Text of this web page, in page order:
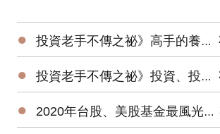
● 投資老手不傳之祕》高手的養成3階段：開放心胸 + 廣泛學習 + 大空頭洗禮
● 投資老手不傳之祕》投資、投機、避險——3種部位都要嚴守各自紀律
● 2020年台股、美股基金最風光，平均績效超過15%，能源基金谷底翻身大賺逾160%！